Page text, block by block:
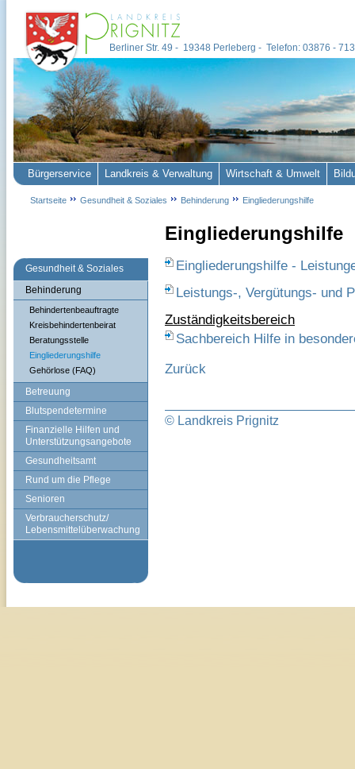
Gesundheit & Soziales
Behinderung
Behindertenbeauftragte
Kreisbehindertenbeirat
Beratungsstelle
Eingliederungshilfe
Gehörlose (FAQ)
Betreuung
Blutspendetermine
Finanzielle Hilfen und
Unterstützungsangebote
Gesundheitsamt
Rund um die Pflege
Senioren
Verbraucherschutz/
Lebensmittelüberwachung
Eingliederungshilfe
Eingliederungshilfe -
Leistungs-, Vergütungs- und
Zuständigkeitsbereich
Sachbereich Hilfe in
Zurück
© Landkreis Prignitz
Berliner Str. 49 - 19348 Perleberg - Telefon: 03876 -
Bürgerservice Landkreis & Verwaltung Wirtschaft & Umwelt
Startseite Gesundheit & Soziales Behinderung Eingliederungshilfe